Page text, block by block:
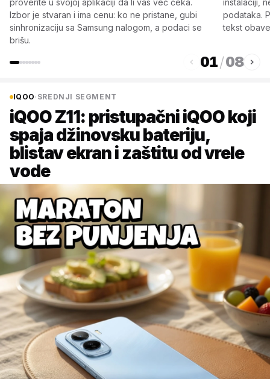
proverite u svojoj aplikaciji da li vas već čeka.
Izbor je stvaran i ima cenu: ko ne pristane, gubi
sinhronizaciju sa Samsung nalogom, a podaci se
brišu.
instalaciji,
podataka.
tekst
01/08
IQOO· SREDNJI SEGMENT
iQOO Z11: pristupačni iQOO koji
spaja džinovsku bateriju,
blistav ekran i zaštitu od vrele
vode